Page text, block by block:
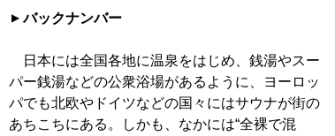
バックナンバー
日本には全国各地に温泉をはじめ、銭湯やスー
パー銭湯などの公衆浴場があるように、ヨーロッ
パでも北欧やドイツなどの国々にはサウナが街の
あちこちにある。しかも、なかには“全裸で混